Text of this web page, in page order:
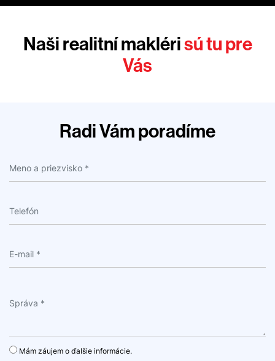
Naši realitní maklérisú tu pre
Vás
Radi Vám poradíme
Mám záujem o ďalšie informácie.